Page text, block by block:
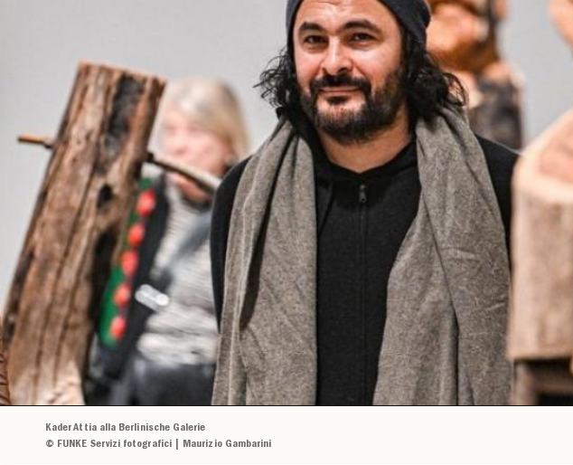
Kader Attia alla Berlinische Galerie
© FUNKE Servizi fotografici | Maurizio Gambarini